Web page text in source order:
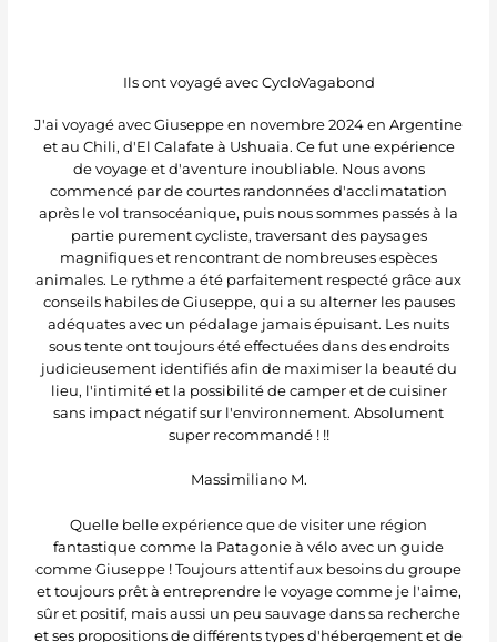
Ils ont voyagé avec CycloVagabond
J'ai voyagé avec Giuseppe en novembre 2024 en Argentine
et au Chili, d'El Calafate à Ushuaia. Ce fut une expérience
de voyage et d'aventure inoubliable. Nous avons
commencé par de courtes randonnées d'acclimatation
après le vol transocéanique, puis nous sommes passés à la
partie purement cycliste, traversant des paysages
magnifiques et rencontrant de nombreuses espèces
animales. Le rythme a été parfaitement respecté grâce aux
conseils habiles de Giuseppe, qui a su alterner les pauses
adéquates avec un pédalage jamais épuisant. Les nuits
sous tente ont toujours été effectuées dans des endroits
judicieusement identifiés afin de maximiser la beauté du
lieu, l'intimité et la possibilité de camper et de cuisiner
sans impact négatif sur l'environnement. Absolument
super recommandé ! !!
Massimiliano M.
Quelle belle expérience que de visiter une région
fantastique comme la Patagonie à vélo avec un guide
comme Giuseppe ! Toujours attentif aux besoins du groupe
et toujours prêt à entreprendre le voyage comme je l'aime,
sûr et positif, mais aussi un peu sauvage dans sa recherche
et ses propositions de différents types d'hébergement et de